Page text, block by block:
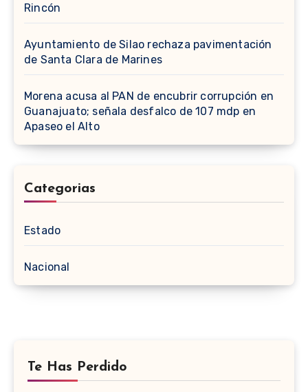
Rincón
Ayuntamiento de Silao rechaza pavimentación
de Santa Clara de Marines
Morena acusa al PAN de encubrir corrupción en
Guanajuato; señala desfalco de 107 mdp en
Apaseo el Alto
Categorias
Estado
Nacional
Te Has Perdido